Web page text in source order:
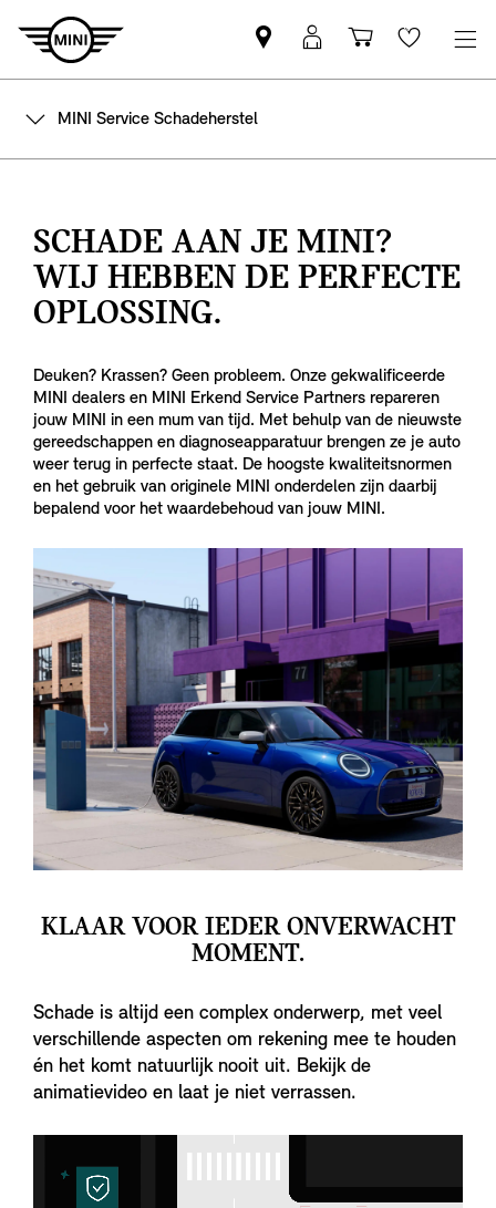
Vind
een
MyMini
login
Wishlist
MINI Service Schadeherstel
SCHADE AAN JE MINI?
WIJ HEBBEN DE PERFECTE
OPLOSSING.
Deuken? Krassen? Geen probleem. Onze gekwalificeerde
MINI dealers en MINI Erkend Service Partners repareren
jouw MINI in een mum van tijd. Met behulp van de nieuwste
gereedschappen en diagnoseapparatuur brengen ze je auto
weer terug in perfecte staat. De hoogste kwaliteitsnormen
en het gebruik van originele MINI onderdelen zijn daarbij
bepalend voor het waardebehoud van jouw MINI.
KLAAR VOOR IEDER ONVERWACHT
MOMENT.
Schade is altijd een complex onderwerp, met veel
verschillende aspecten om rekening mee te houden
én het komt natuurlijk nooit uit. Bekijk de
animatievideo en laat je niet verrassen.